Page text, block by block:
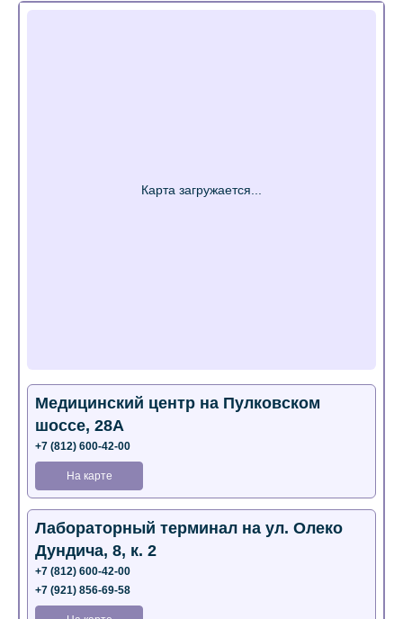
Медицинский центр на Пулковском
шоссе, 28А
+7 (812) 600-42-00
На карте
Лабораторный терминал на ул. Олеко
Дундича, 8, к. 2
+7 (812) 600-42-00
+7 (921) 856-69-58